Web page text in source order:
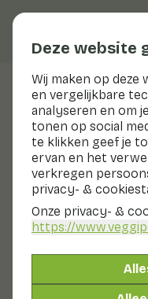
Deze website
Wij maken op deze
en vergelijkbare
analyseren en om
tonen op social
te klikken geef je
ervan en het
verkregen
privacy- &
Onze privacy- &
https://
Duurzaamheid speelt
ons dagelijks leven.
keuzes maken die
lange termijn gezond
zowel milieuaspecten
vervuiling en het
hulpbronnen als ook
rekening wordt
mensen wereldwijd.
met betrouwbare
waaronder informatie